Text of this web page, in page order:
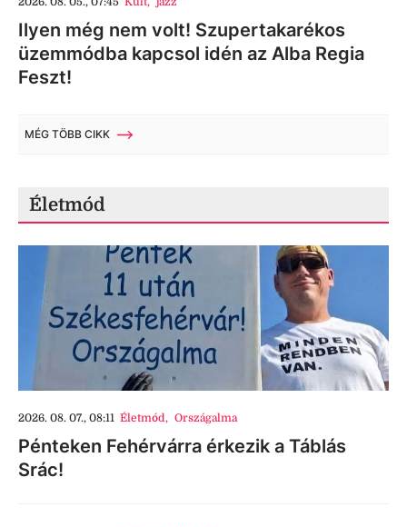
Ilyen még nem volt! Szupertakarékos
üzemmódba kapcsol idén az Alba Regia
Feszt!
MÉG TÖBB CIKK
Életmód
2026. 08. 07., 08:11 Életmód, Országalma
Pénteken Fehérvárra érkezik a Táblás
Srác!